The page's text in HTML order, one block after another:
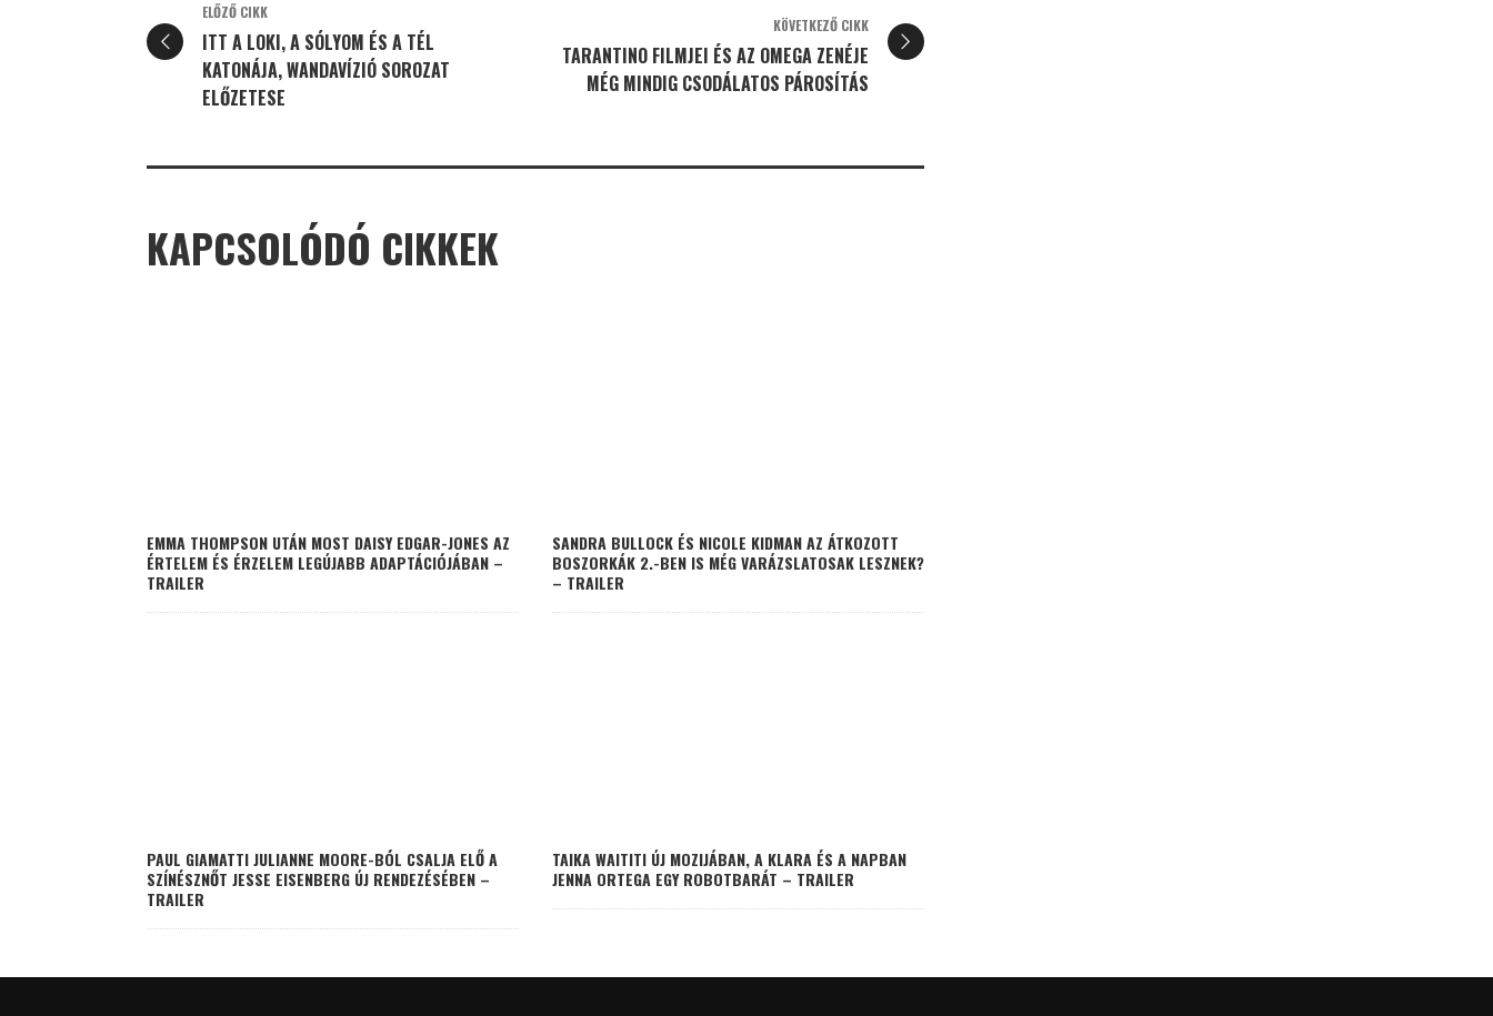
ELŐZŐ CIKK
ITT A LOKI, A SÓLYOM ÉS A TÉL
KATONÁJA, WANDAVÍZIÓ SOROZAT
ELŐZETESE
KÖVETKEZŐ CIKK
TARANTINO FILMJEI ÉS AZ OMEGA ZENÉJE
MÉG MINDIG CSODÁLATOS PÁROSÍTÁS
KAPCSOLÓDÓ CIKKEK
EMMA THOMPSON UTÁN MOST DAISY EDGAR-JONES AZ
ÉRTELEM ÉS ÉRZELEM LEGÚJABB ADAPTÁCIÓJÁBAN –
TRAILER
SANDRA BULLOCK ÉS NICOLE KIDMAN AZ ÁTKOZOTT
BOSZORKÁK 2.-BEN IS MÉG VARÁZSLATOSAK LESZNEK?
– TRAILER
PAUL GIAMATTI JULIANNE MOORE-BÓL CSALJA ELŐ A
SZÍNÉSZNŐT JESSE EISENBERG ÚJ RENDEZÉSÉBEN –
TRAILER
TAIKA WAITITI ÚJ MOZIJÁBAN, A KLARA ÉS A NAPBAN
JENNA ORTEGA EGY ROBOTBARÁT – TRAILER